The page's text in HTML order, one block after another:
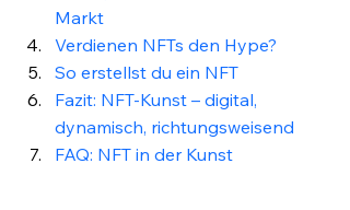
Markt
Verdienen NFTs den Hype?
So erstellst du ein NFT
Fazit: NFT-Kunst – digital,
dynamisch, richtungsweisend
FAQ: NFT in der Kunst